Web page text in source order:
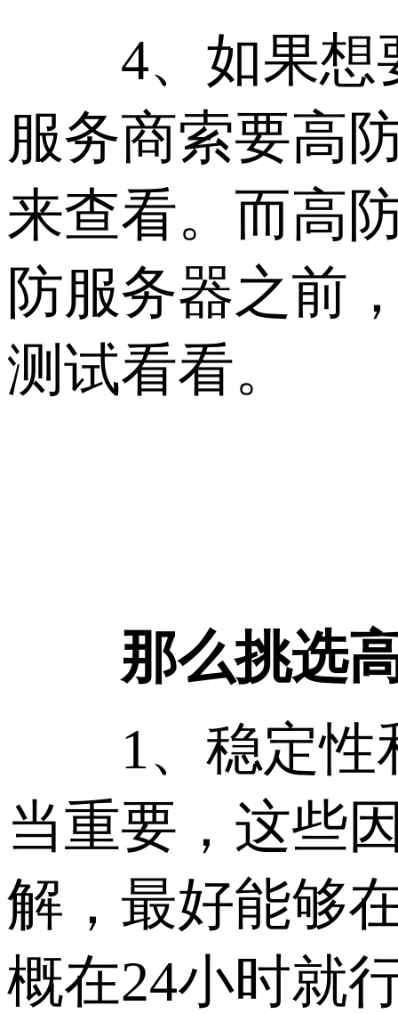
4、如果想要
服务商索要高
来查看。而高
防服务器之前
测试看看。
那么挑选
1、稳定性和
当重要，这些
解，最好能够
概在24小时就